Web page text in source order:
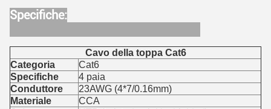
Specifiche:
Cavo della toppa Cat6
Categoria
Cat6
Specifiche
4 paia
Conduttore
23AWG (4*7/0.16mm)
Materiale
CCA